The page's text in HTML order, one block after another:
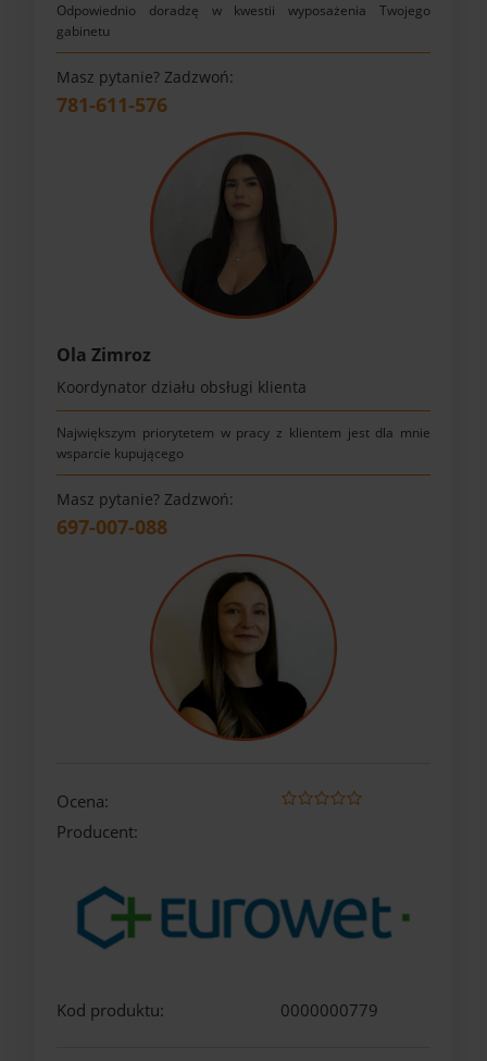
Odpowiednio doradzę w kwestii wyposażenia Twojego
gabinetu
Masz pytanie? Zadzwoń:
781-611-576
Ola Zimroz
Koordynator działu obsługi klienta
Największym priorytetem w pracy z klientem jest dla mnie
wsparcie kupującego
Masz pytanie? Zadzwoń:
697-007-088
Ocena:
Producent:
Kod produktu: 0000000779